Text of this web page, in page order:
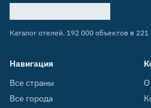
Каталог отелей. 192 000 объектов в 221
Навигация
Все страны
Все города
О